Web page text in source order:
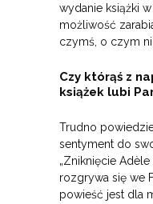
wydanie książki
możliwość
czymś, o czym
Czy którąś z
książek lubi
Trudno
sentyment do
„Zniknięcie Adèle
rozgrywa się we
powieść jest dla